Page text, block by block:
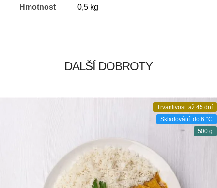
Hmotnost 0,5 kg
DALŠÍ DOBROTY
Trvanlivost: až 45 dní
Skladování: do 6 °C
500 g